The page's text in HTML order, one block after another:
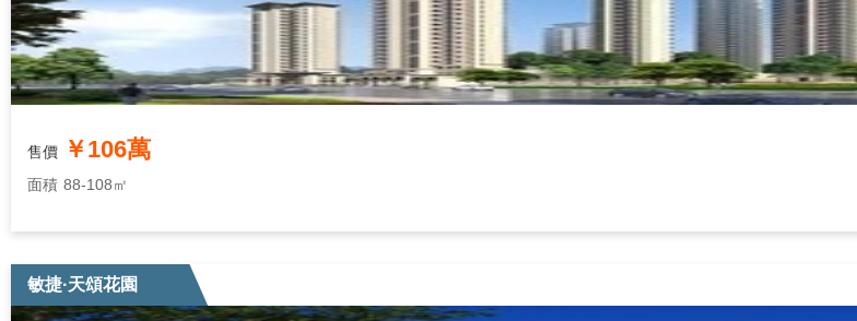
售價 ￥106萬
面積 88-108㎡
敏捷·天頌花園